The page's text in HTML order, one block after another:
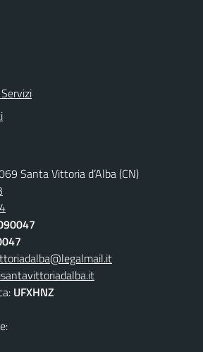
Santa Vittoria d’Alba (CN)
UFXHNZ